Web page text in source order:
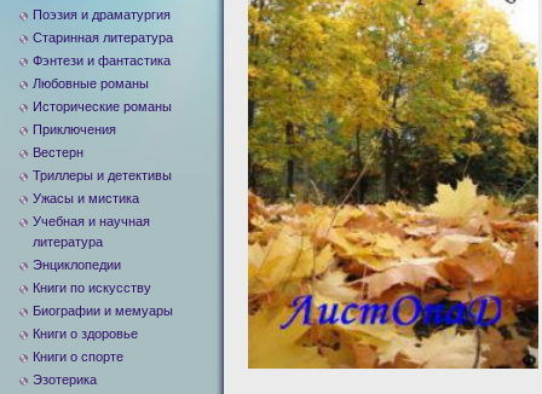
Поэзия и драматургия
Старинная литература
Фэнтези и фантастика
Любовные романы
Исторические романы
Приключения
Вестерн
Триллеры и детективы
Ужасы и мистика
Учебная и научная
литература
Энциклопедии
Книги по искусству
Биографии и мемуары
Книги о здоровье
Книги о спорте
Эзотерика